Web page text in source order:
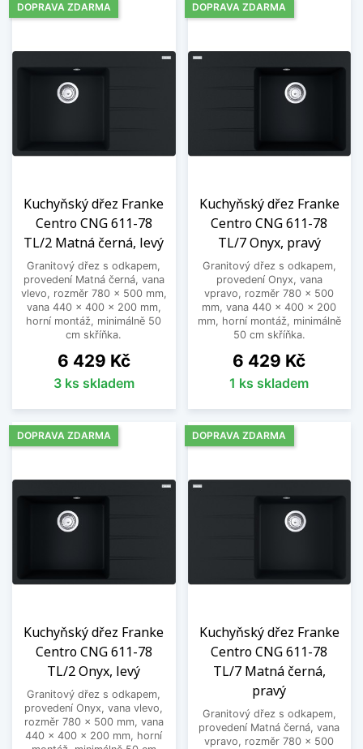
Zobrazit méně
Kuchyňský dřez Franke
Centro CNG 611-78
TL/2 Matná černá, levý
Granitový dřez s odkapem,
provedení Matná černá, vana
vlevo, rozměr 780 x 500 mm,
vana 440 x 400 x 200 mm,
horní montáž, minimálně 50
cm skříňka.
Cena
6 429 Kč
3 ks skladem
DOPRAVA ZDARMA
Kuchyňský dřez Franke
Centro CNG 611-78
TL/7 Onyx, pravý
Granitový dřez s odkapem,
provedení Onyx, vana
vpravo, rozměr 780 x 500
mm, vana 440 x 400 x 200
mm, horní montáž, minimálně
50 cm skříňka.
Cena
6 429 Kč
1 ks skladem
DOPRAVA ZDARMA
Kuchyňský dřez Franke
Centro CNG 611-78
TL/2 Onyx, levý
Granitový dřez s odkapem,
provedení Onyx, vana vlevo,
rozměr 780 x 500 mm, vana
440 x 400 x 200 mm, horní
DOPRAVA ZDARMA
Kuchyňský dřez Franke
Centro CNG 611-78
TL/7 Matná černá,
pravý
Granitový dřez s odkapem,
provedení Matná černá, vana
vpravo, rozměr 780 x 500
DOPRAVA ZDARMA